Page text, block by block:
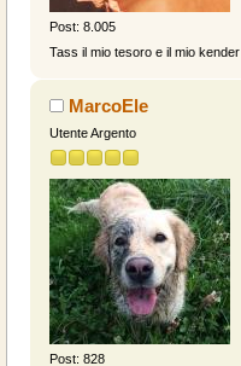
Post: 8.005
Tass il mio tesoro e il mio kender
MarcoEle
Utente Argento
Post: 828